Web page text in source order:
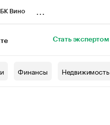
Вино
Стать экспертом
Финансы Недвижимость